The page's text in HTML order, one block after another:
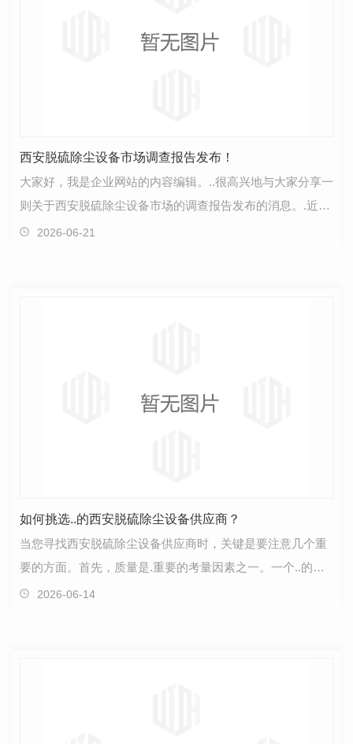
西安脱硫除尘设备市场调查报告发布！
大家好，我是企业网站的内容编辑。..很高兴地与大家分享一
则关于西安脱硫除尘设备市场的调查报告发布的消息。.近，
我们对西安市场进行了深入的调查研究，针对脱硫…
2026-06-21
如何挑选..的西安脱硫除尘设备供应商？
当您寻找西安脱硫除尘设备供应商时，关键是要注意几个重
要的方面。首先，质量是.重要的考量因素之一。一个..的供
应商提供的设备会有更长的使用寿命，并且在工作效…
2026-06-14